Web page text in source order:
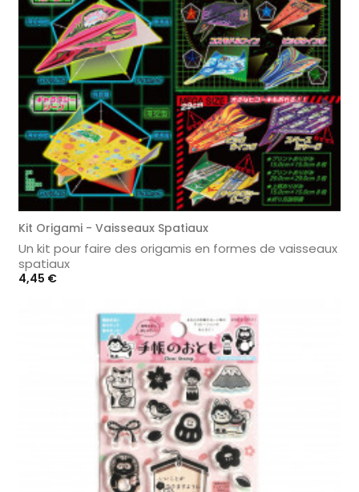
Kit Origami - Vaisseaux Spatiaux
Un kit pour faire des origamis en formes de vaisseaux
spatiaux
Prix
4,45 €